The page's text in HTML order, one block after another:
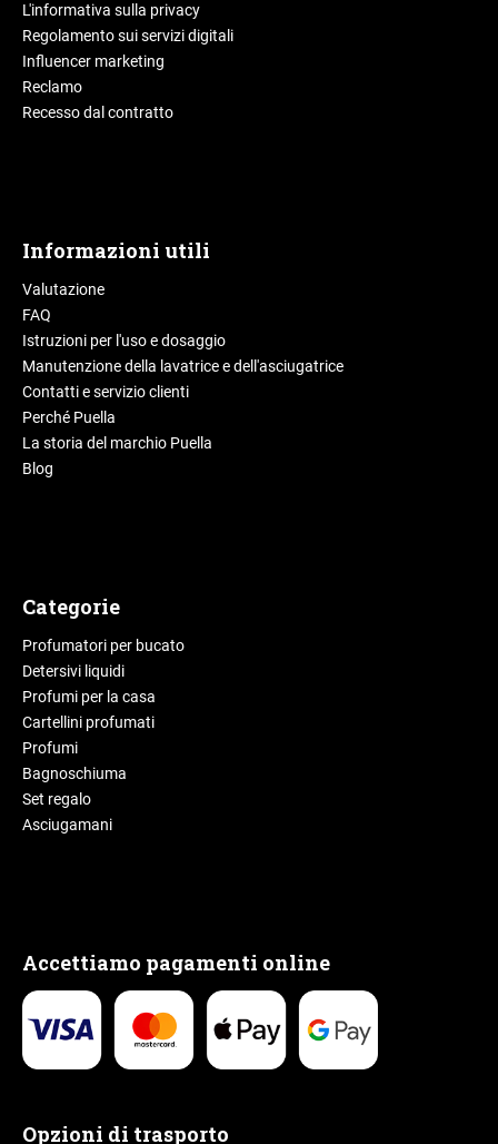
L'informativa sulla privacy
Regolamento sui servizi digitali
Influencer marketing
Reclamo
Recesso dal contratto
Informazioni utili
Valutazione
FAQ
Istruzioni per l'uso e dosaggio
Manutenzione della lavatrice e dell'asciugatrice
Contatti e servizio clienti
Perché Puella
La storia del marchio Puella
Blog
Categorie
Profumatori per bucato
Detersivi liquidi
Profumi per la casa
Cartellini profumati
Profumi
Bagnoschiuma
Set regalo
Asciugamani
Accettiamo pagamenti online
Opzioni di trasporto